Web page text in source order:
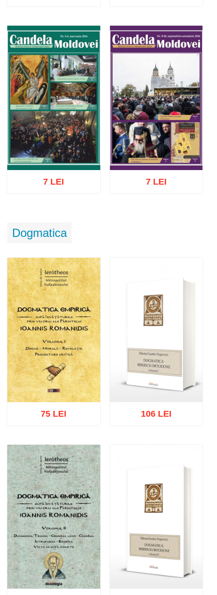
Adaugă în coș Wishlist Adaugă în coș Wishlist
7 LEI 7 LEI
Dogmatica
Adaugă în coș Wishlist
75 LEI 106 LEI